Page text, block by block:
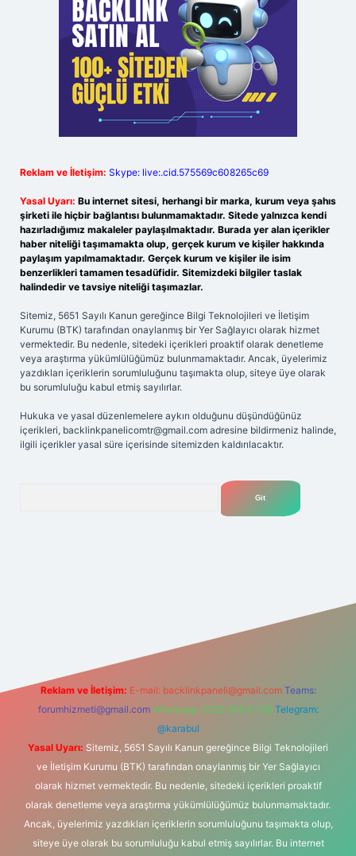
Reklam ve İletişim: Skype: live:.cid.575569c608265c69
Yasal Uyarı: Bu internet sitesi, herhangi bir marka, kurum veya şahıs
şirketi ile hiçbir bağlantısı bulunmamaktadır. Sitede yalnızca kendi
hazırladığımız makaleler paylaşılmaktadır. Burada yer alan içerikler
haber niteliği taşımamakta olup, gerçek kurum ve kişiler hakkında
paylaşım yapılmamaktadır. Gerçek kurum ve kişiler ile isim
benzerlikleri tamamen tesadüfidir. Sitemizdeki bilgiler taslak
halindedir ve tavsiye niteliği taşımazlar.
Sitemiz, 5651 Sayılı Kanun gereğince Bilgi Teknolojileri ve İletişim
Kurumu (BTK) tarafından onaylanmış bir Yer Sağlayıcı olarak hizmet
vermektedir. Bu nedenle, sitedeki içerikleri proaktif olarak denetleme
veya araştırma yükümlülüğümüz bulunmamaktadır. Ancak, üyelerimiz
yazdıkları içeriklerin sorumluluğunu taşımakta olup, siteye üye olarak
bu sorumluluğu kabul etmiş sayılırlar.
Hukuka ve yasal düzenlemelere aykırı olduğunu düşündüğünüz
içerikleri, backlinkpanelicomtr@gmail.com adresine bildirmeniz halinde,
ilgili içerikler yasal süre içerisinde sitemizden kaldırılacaktır.
Reklam ve İletişim: E-mail: backlinkpaneli@gmail.com Teams:
forumhizmeti@gmail.com Whatsapp: 0262 606 0 726 Telegram:
@karabul
Yasal Uyarı: Sitemiz, 5651 Sayılı Kanun gereğince Bilgi Teknolojileri
ve İletişim Kurumu (BTK) tarafından onaylanmış bir Yer Sağlayıcı
olarak hizmet vermektedir. Bu nedenle, sitedeki içerikleri proaktif
olarak denetleme veya araştırma yükümlülüğümüz bulunmamaktadır.
Ancak, üyelerimiz yazdıkları içeriklerin sorumluluğunu taşımakta olup,
siteye üye olarak bu sorumluluğu kabul etmiş sayılırlar. Bu internet